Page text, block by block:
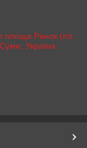
площа Ринок (пл.
Україна